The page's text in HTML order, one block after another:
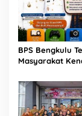
BPS Bengkulu
Masyarakat
di Berbinar